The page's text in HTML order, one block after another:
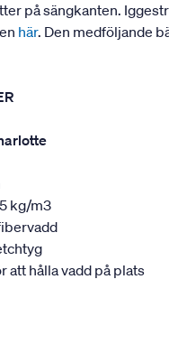
på sängkanten.
här. Den medföljande
kg/m3
att hålla vadd på plats